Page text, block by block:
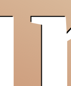
Opera